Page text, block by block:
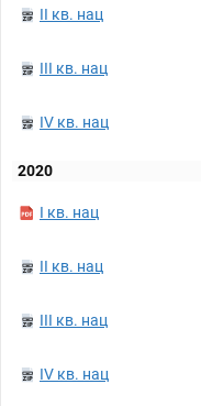
II кв. нац
III кв. нац
IV кв. нац
2020
I кв. нац
II кв. нац
III кв. нац
IV кв. нац